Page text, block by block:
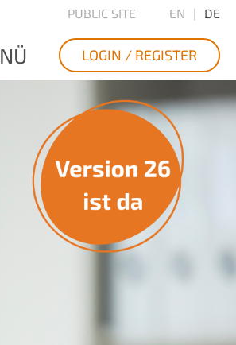
PUBLIC SITE EN DE
LOGIN / REGISTER